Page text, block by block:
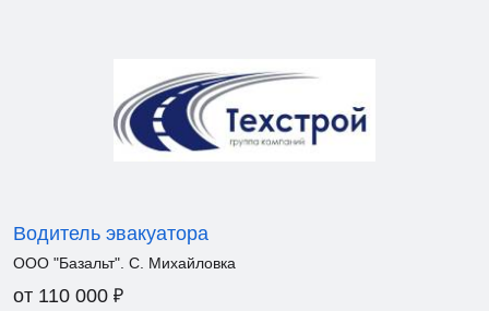
Водитель эвакуатора
ООО "Базальт". С. Михайловка
от 110 000 ₽